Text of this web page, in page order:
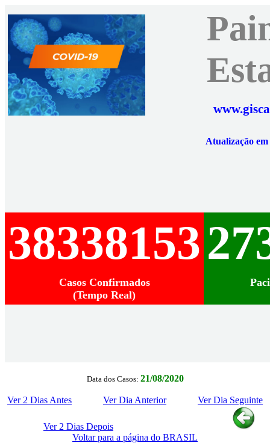
Atualização
38338153
Casos Confirmados
(Tempo Real)
Data dos Casos: 21/08/2020
Ver 2 Dias Antes Ver Dia Anterior Ver Dia Seguinte
Ver 2 Dias Depois
Voltar para a página do BRASIL